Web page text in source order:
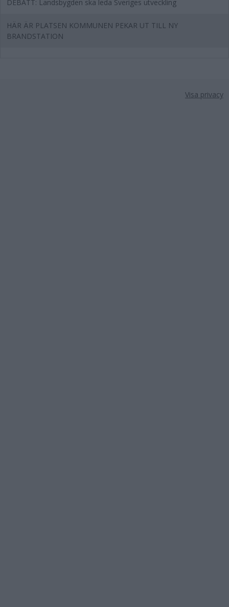
DEBATT: Landsbygden ska leda Sveriges utveckling
HÄR ÄR PLATSEN KOMMUNEN PEKAR UT TILL NY
BRANDSTATION
Visa privacy